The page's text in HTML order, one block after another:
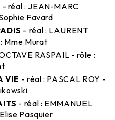
- réal : JEAN-MARC
Favard
- réal : LAURENT
Mme Murat
RASPAIL - rôle :
VIE - réal : PASCAL ROY -
- réal : EMMANUEL
Pasquier